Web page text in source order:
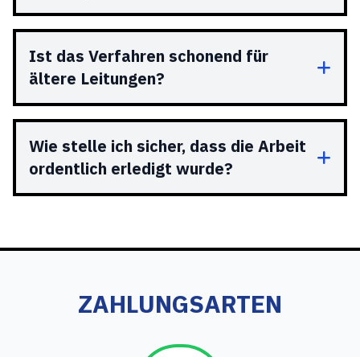
Ist das Verfahren schonend für
ältere Leitungen?
Wie stelle ich sicher, dass die Arbeit
ordentlich erledigt wurde?
ZAHLUNGSARTEN